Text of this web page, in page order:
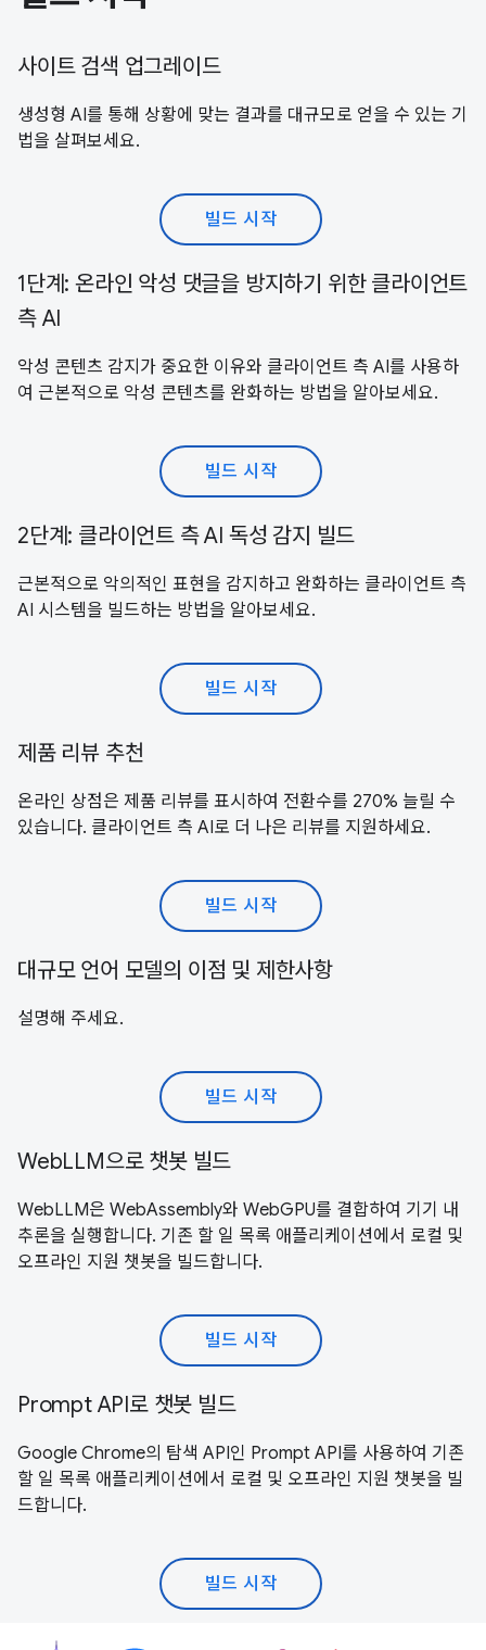
사이트 검색 업그레이드
생성형 AI를 통해 상황에 맞는 결과를 대규모로 얻을 수 있는 기
법을 살펴보세요.
빌드 시작
1단계: 온라인 악성 댓글을 방지하기 위한 클라이언트
측 AI
악성 콘텐츠 감지가 중요한 이유와 클라이언트 측 AI를 사용하
여 근본적으로 악성 콘텐츠를 완화하는 방법을 알아보세요.
빌드 시작
2단계: 클라이언트 측 AI 독성 감지 빌드
근본적으로 악의적인 표현을 감지하고 완화하는 클라이언트 측
AI 시스템을 빌드하는 방법을 알아보세요.
빌드 시작
제품 리뷰 추천
온라인 상점은 제품 리뷰를 표시하여 전환수를 270% 늘릴 수
있습니다. 클라이언트 측 AI로 더 나은 리뷰를 지원하세요.
빌드 시작
대규모 언어 모델의 이점 및 제한사항
설명해 주세요.
빌드 시작
WebLLM으로 챗봇 빌드
WebLLM은 WebAssembly와 WebGPU를 결합하여 기기 내
추론을 실행합니다. 기존 할 일 목록 애플리케이션에서 로컬 및
오프라인 지원 챗봇을 빌드합니다.
빌드 시작
Prompt API로 챗봇 빌드
Google Chrome의 탐색 API인 Prompt API를 사용하여 기존
할 일 목록 애플리케이션에서 로컬 및 오프라인 지원 챗봇을 빌
드합니다.
빌드 시작